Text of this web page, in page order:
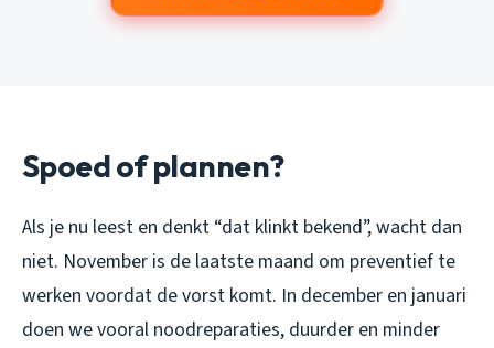
Spoed of plannen?
Als je nu leest en denkt “dat klinkt bekend”, wacht dan
niet. November is de laatste maand om preventief te
werken voordat de vorst komt. In december en januari
doen we vooral noodreparaties, duurder en minder